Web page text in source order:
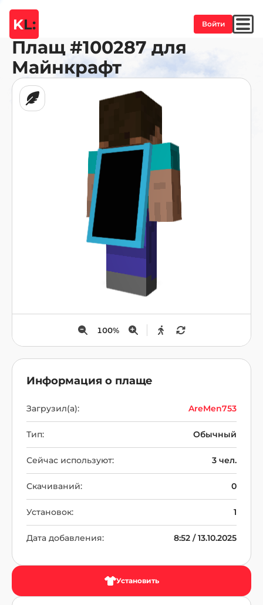
KL: Войти
Плащ #100287 для
Майнкрафт
100%
Информация о плаще
Загрузил(а): AreMen753
Тип: Обычный
Сейчас используют: 3 чел.
Скачиваний: 0
Установок: 1
Дата добавления: 8:52 / 13.10.2025
Установить